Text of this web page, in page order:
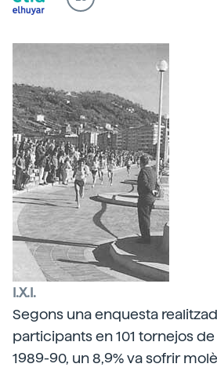
I.X.I.
Segons una enquesta
participants en 101 tornejos
1989-90, un 8,9% va sofrir